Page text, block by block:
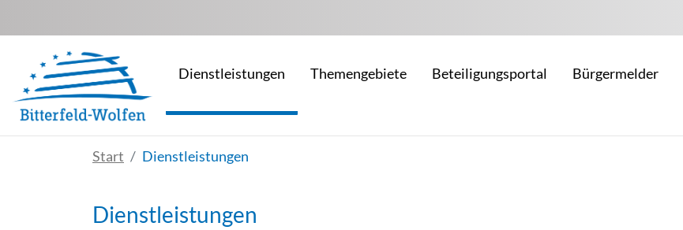
Dienstleistungen Themengebiete Beteiligungsportal Bürgermelder
Start Dienstleistungen
Dienstleistungen